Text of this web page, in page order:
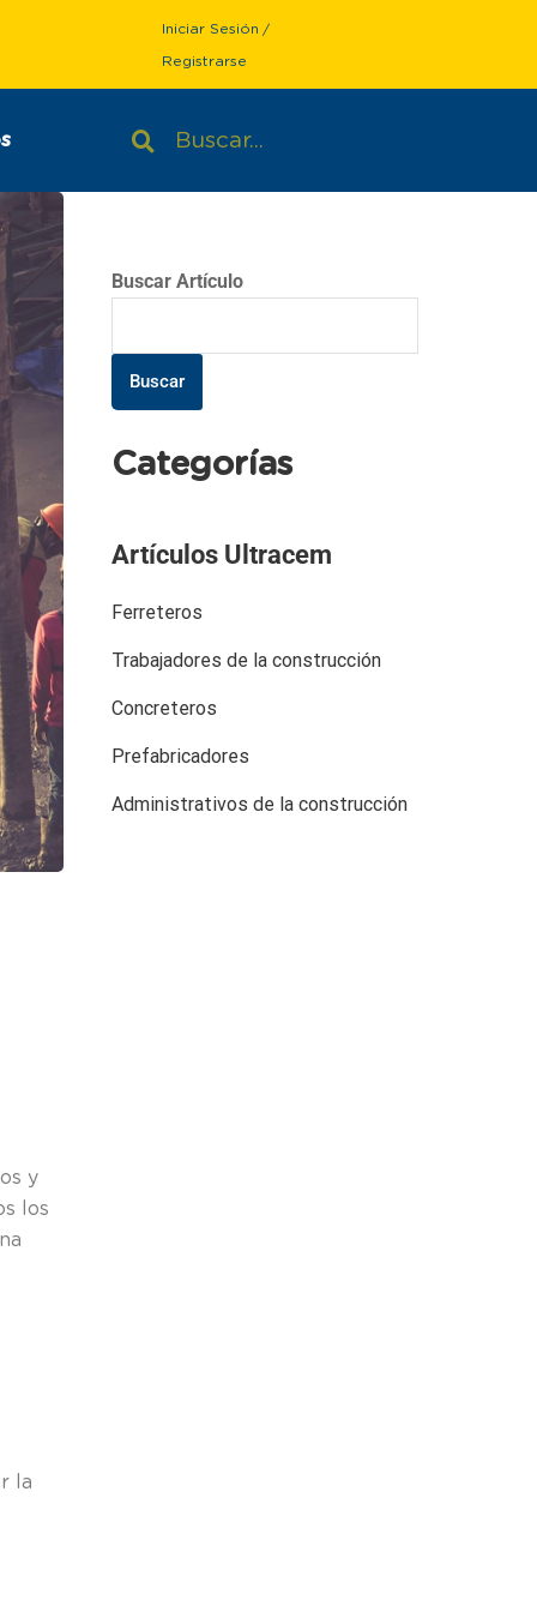
Iniciar Sesión /
Registrarse
y
los
la
Buscar Artículo
Buscar
Categorías
Artículos Ultracem
Ferreteros
Trabajadores de la construcción
Concreteros
Prefabricadores
Administrativos de la construcción